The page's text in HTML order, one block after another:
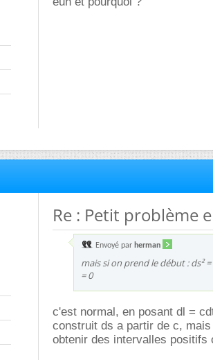
Re : Petit problème
Envoyé par herman
mais si on prend le début : ds² =
= 0
c'est normal, en posant dl =
construit ds a partir de c,
obtenir des intervalles positifs